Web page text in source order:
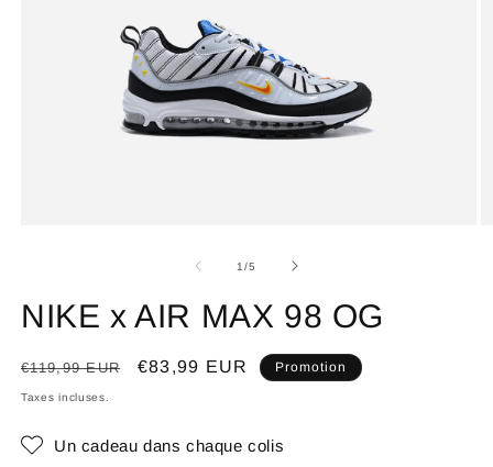
1/de
5
NIKE x AIR MAX 98 OG
Prix
habituel
€119,99 EUR
Prix
€83,99 EUR Promotion
Taxes incluses.
Un cadeau dans chaque colis